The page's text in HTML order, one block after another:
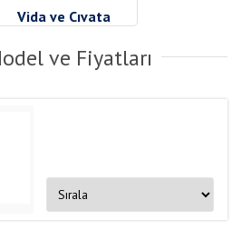
Vida ve Cıvata
ve Fiyatları